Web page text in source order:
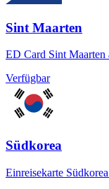
Sint Maarten
ED Card Sint Maarten
Verfügbar
Südkorea
Einreisekarte